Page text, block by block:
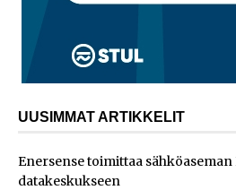
UUSIMMAT ARTIKKELIT
Enersense toimittaa
datakeskukseen